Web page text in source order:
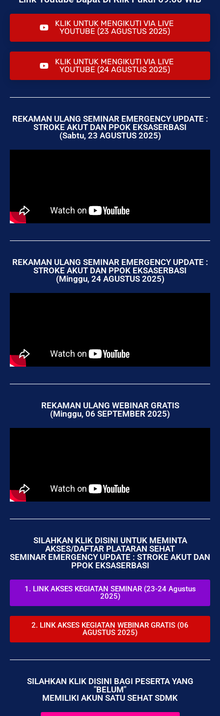
KLIK UNTUK MENGIKUTI VIA LIVE
YOUTUBE (23 AGUSTUS 2025)
KLIK UNTUK MENGIKUTI VIA LIVE
YOUTUBE (24 AGUSTUS 2025)
REKAMAN ULANG SEMINAR EMERGENCY UPDATE :
STROKE AKUT DAN PPOK EKSASERBASI
(Sabtu, 23 AGUSTUS 2025)
REKAMAN ULANG SEMINAR EMERGENCY UPDATE :
STROKE AKUT DAN PPOK EKSASERBASI
(Minggu, 24 AGUSTUS 2025)
REKAMAN ULANG WEBINAR GRATIS
(Minggu, 06 SEPTEMBER 2025)
SILAHKAN KLIK DISINI UNTUK MEMINTA
AKSES/DAFTAR PLATARAN SEHAT
SEMINAR EMERGENCY UPDATE : STROKE AKUT DAN
PPOK EKSASERBASI
1. LINK AKSES KEGIATAN SEMINAR (23-24 Agustus
2025)
2. LINK AKSES KEGIATAN WEBINAR GRATIS (06
AGUSTUS 2025)
SILAHKAN KLIK DISINI BAGI PESERTA YANG
"BELUM"
MEMILIKI AKUN SATU SEHAT SDMK